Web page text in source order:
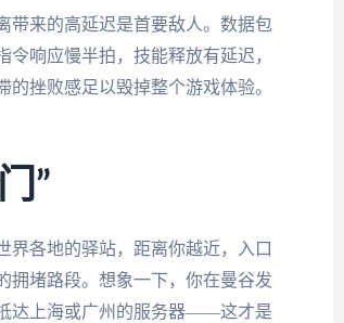
带来的高延迟是首要敌人。数据包
响应慢半拍，技能释放有延迟，
挫败感足以毁掉整个游戏体验。
”
界各地的驿站，距离你越近，入口
拥堵路段。想象一下，你在曼谷发
达上海或广州的服务器——这才是